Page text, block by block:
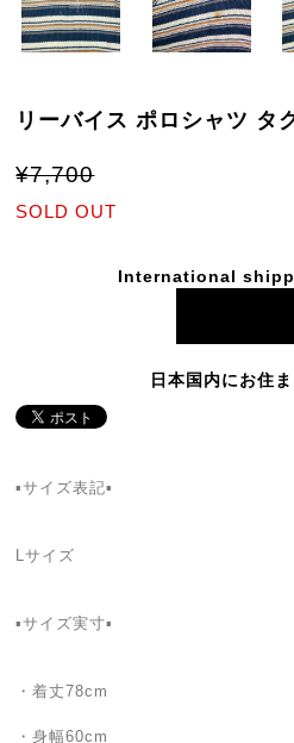
リーバイス ポロシャツ タ
¥7,700
SOLD OUT
International
日本国内にお住
▪️サイズ表記▪️
Lサイズ
▪️サイズ実寸▪️
・着丈78cm
・身幅60cm